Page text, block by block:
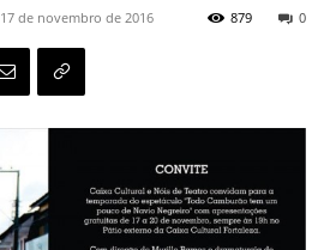
17 de novembro de 2016 0
879